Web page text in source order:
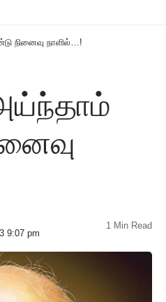
நினைவு நாளில்…!
9:07 pm
1 Min Read